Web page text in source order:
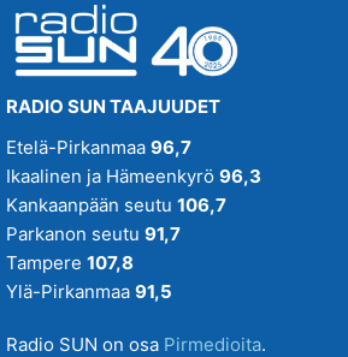
RADIO SUN TAAJUUDET
Etelä-Pirkanmaa 96,7
Ikaalinen ja Hämeenkyrö 96,3
Kankaanpään seutu 106,7
Parkanon seutu 91,7
Tampere 107,8
Ylä-Pirkanmaa 91,5
Radio SUN on osa Pirmedioita.